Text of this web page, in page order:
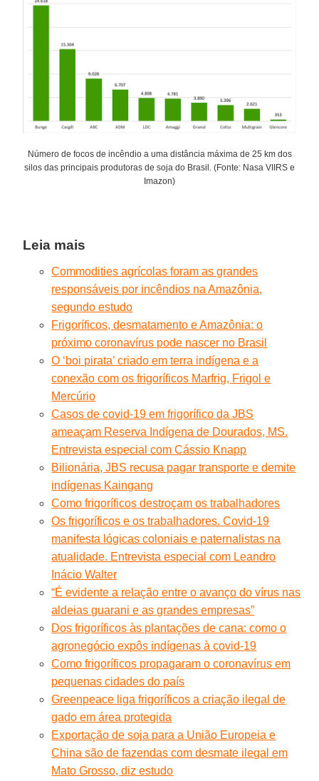
Número de focos de incêndio a uma distância máxima de 25 km dos
silos das principais produtoras de soja do Brasil. (Fonte: Nasa VIIRS e
Imazon)
Leia mais
Commodities agrícolas foram as grandes
responsáveis por incêndios na Amazônia,
segundo estudo
Frigoríficos, desmatamento e Amazônia: o
próximo coronavírus pode nascer no Brasil
O ‘boi pirata’ criado em terra indígena e a
conexão com os frigoríficos Marfrig, Frigol e
Mercúrio
Casos de covid-19 em frigorífico da JBS
ameaçam Reserva Indígena de Dourados, MS.
Entrevista especial com Cássio Knapp
Bilionária, JBS recusa pagar transporte e demite
indígenas Kaingang
Como frigoríficos destroçam os trabalhadores
Os frigoríficos e os trabalhadores. Covid-19
manifesta lógicas coloniais e paternalistas na
atualidade. Entrevista especial com Leandro
Inácio Walter
“É evidente a relação entre o avanço do vírus nas
aldeias guarani e as grandes empresas”
Dos frigoríficos às plantações de cana: como o
agronegócio expôs indígenas à covid-19
Como frigoríficos propagaram o coronavírus em
pequenas cidades do país
Greenpeace liga frigoríficos a criação ilegal de
gado em área protegida
Exportação de soja para a União Europeia e
China são de fazendas com desmate ilegal em
Mato Grosso, diz estudo